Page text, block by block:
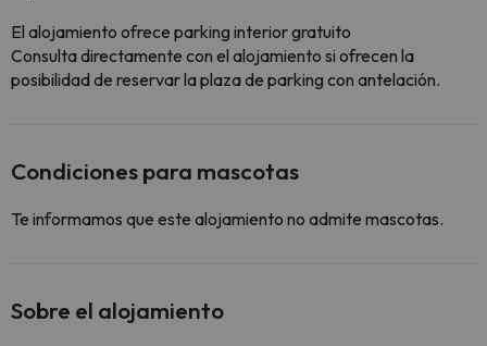
El alojamiento ofrece parking interior gratuito
Consulta directamente con el alojamiento si ofrecen la
posibilidad de reservar la plaza de parking con antelación.
Condiciones para mascotas
Te informamos que este alojamiento no admite mascotas.
Sobre el alojamiento